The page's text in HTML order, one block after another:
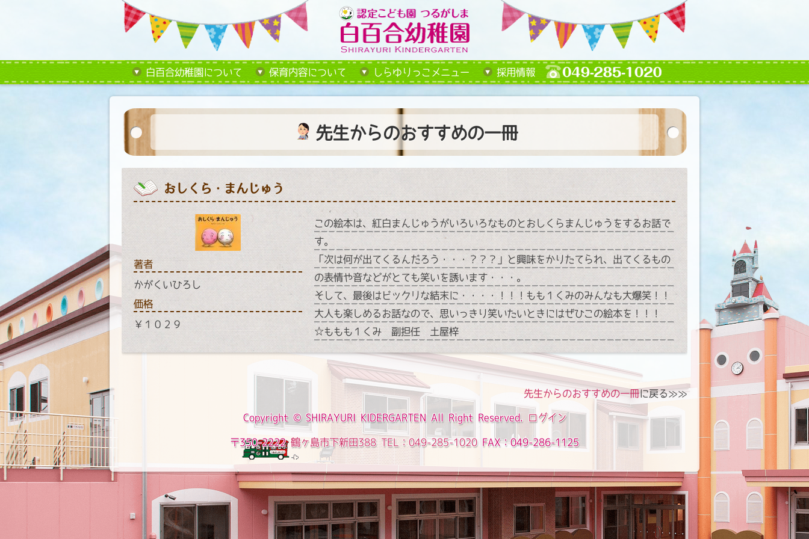
白百合幼稚園について 保育内容について しらゆりっこメニュー 採用情報
先生からのおすすめの一冊
おしくら・まんじゅう
著者
かがくいひろし
価格
￥１０２９
この絵本は、紅白まんじゅうがいろいろなものとおしくらまんじゅうをするお話で
す。
「次は何が出てくるんだろう・・・？？？」と興味をかりたてられ、出てくるもの
の表情や音などがとても笑いを誘います・・・。
そして、最後はビックリな結末に・・・・！！！もも１くみのみんなも大爆笑！！
大人も楽しめるお話なので、思いっきり笑いたいときにはぜひこの絵本を！！！
☆ももも１くみ 副担任 土屋梓
先生からのおすすめの一冊に戻る≫≫
Copyright © SHIRAYURI KIDERGARTEN All Right Reserved. ログイン
〒350-2222 鶴ヶ島市下新田388 TEL：049-285-1020 FAX：049-286-1125